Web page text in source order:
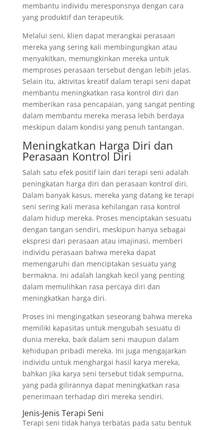
membantu individu meresponsnya dengan cara
yang produktif dan terapeutik.
Melalui seni, klien dapat merangkai perasaan
mereka yang sering kali membingungkan atau
menyakitkan, memungkinkan mereka untuk
memproses perasaan tersebut dengan lebih jelas.
Selain itu, aktivitas kreatif dalam terapi seni dapat
membantu meningkatkan rasa kontrol diri dan
memberikan rasa pencapaian, yang sangat penting
dalam membantu mereka merasa lebih berdaya
meskipun dalam kondisi yang penuh tantangan.
Meningkatkan Harga Diri dan
Perasaan Kontrol Diri
Salah satu efek positif lain dari terapi seni adalah
peningkatan harga diri dan perasaan kontrol diri.
Dalam banyak kasus, mereka yang datang ke terapi
seni sering kali merasa kehilangan rasa kontrol
dalam hidup mereka. Proses menciptakan sesuatu
dengan tangan sendiri, meskipun hanya sebagai
ekspresi dari perasaan atau imajinasi, memberi
individu perasaan bahwa mereka dapat
memengaruhi dan menciptakan sesuatu yang
bermakna. Ini adalah langkah kecil yang penting
dalam memulihkan rasa percaya diri dan
meningkatkan harga diri.
Proses ini mengingatkan seseorang bahwa mereka
memiliki kapasitas untuk mengubah sesuatu di
dunia mereka, baik dalam seni maupun dalam
kehidupan pribadi mereka. Ini juga mengajarkan
individu untuk menghargai hasil karya mereka,
bahkan jika karya seni tersebut tidak sempurna,
yang pada gilirannya dapat meningkatkan rasa
penerimaan terhadap diri mereka sendiri.
Jenis-Jenis Terapi Seni
Terapi seni tidak hanya terbatas pada satu bentuk